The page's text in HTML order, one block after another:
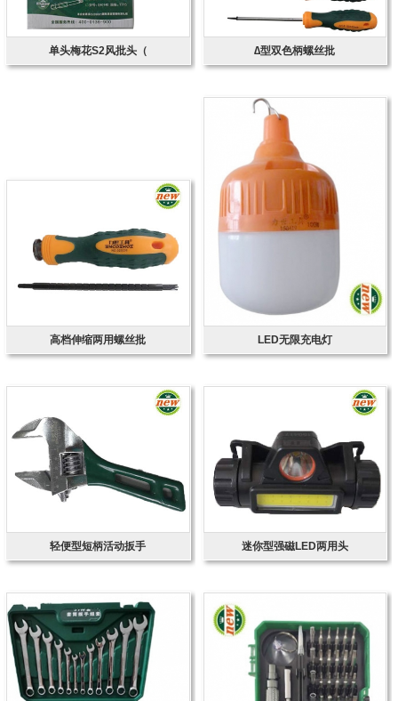
单头梅花S2风批头（ ∆型双色柄螺丝批
高档伸缩两用螺丝批 LED无限充电灯
轻便型短柄活动扳手 迷你型强磁LED两用头